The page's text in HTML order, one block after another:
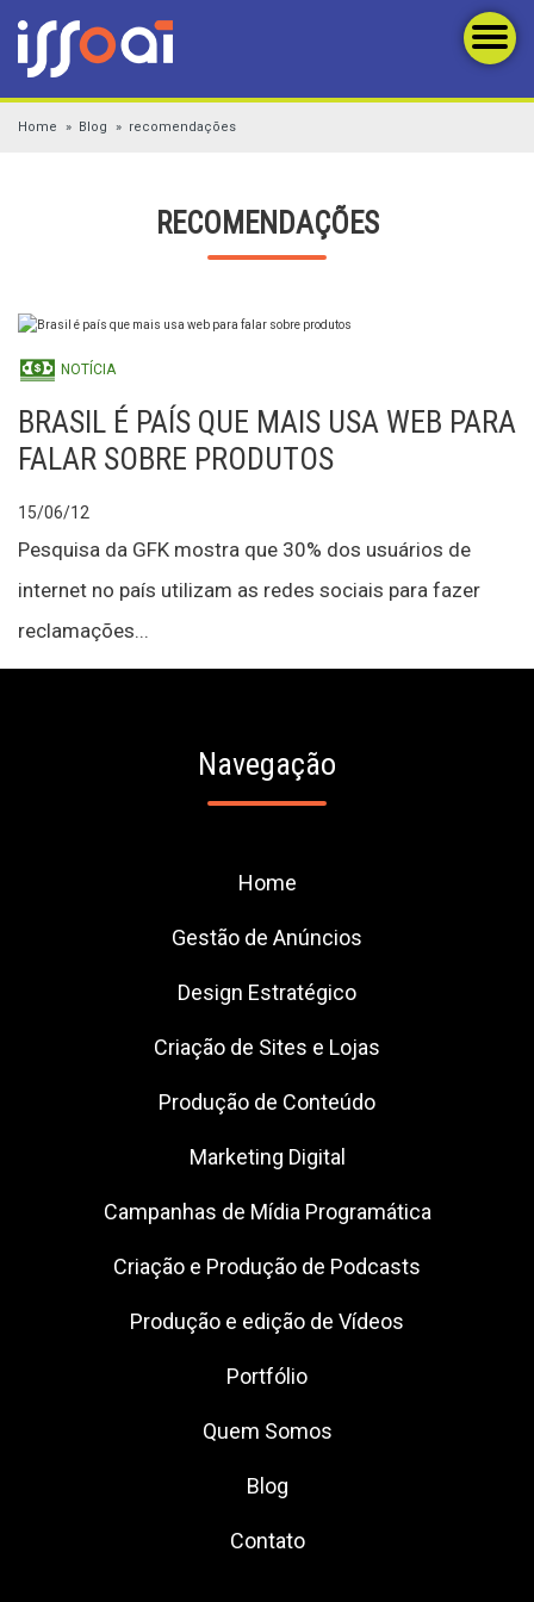
Home Blog recomendações
RECOMENDAÇÕES
NOTÍCIA
BRASIL É PAÍS QUE MAIS USA WEB PARA
FALAR SOBRE PRODUTOS
15/06/12
Pesquisa da GFK mostra que 30% dos usuários de
internet no país utilizam as redes sociais para fazer
reclamações...
Navegação
Home
Gestão de Anúncios
Design Estratégico
Criação de Sites e Lojas
Produção de Conteúdo
Marketing Digital
Campanhas de Mídia Programática
Criação e Produção de Podcasts
Produção e edição de Vídeos
Portfólio
Quem Somos
Blog
Contato